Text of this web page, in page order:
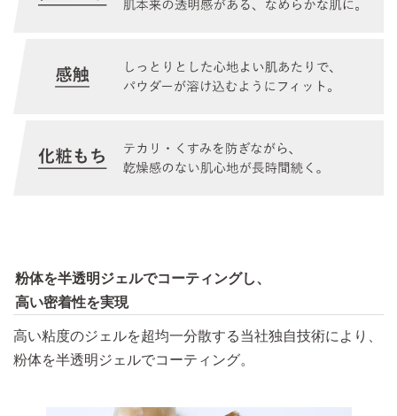
粉体を半透明ジェルでコーティングし、
高い密着性を実現
高い粘度のジェルを超均一分散する当社独自技術により、
粉体を半透明ジェルでコーティング。